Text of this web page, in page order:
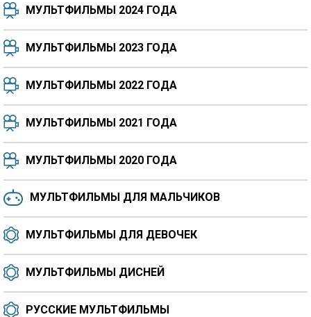
7.5 8.3
8.3
6.5 6.6
8.2
6.0 6.4
МУЛЬТФИЛЬМЫ 2024 ГОДА
МУЛЬТФИЛЬМЫ 2023 ГОДА
МУЛЬТФИЛЬМЫ 2022 ГОДА
МУЛЬТФИЛЬМЫ 2021 ГОДА
МУЛЬТФИЛЬМЫ 2020 ГОДА
МУЛЬТФИЛЬМЫ ДЛЯ МАЛЬЧИКОВ
МУЛЬТФИЛЬМЫ ДЛЯ ДЕВОЧЕК
МУЛЬТФИЛЬМЫ ДИСНЕЙ
РУССКИЕ МУЛЬТФИЛЬМЫ